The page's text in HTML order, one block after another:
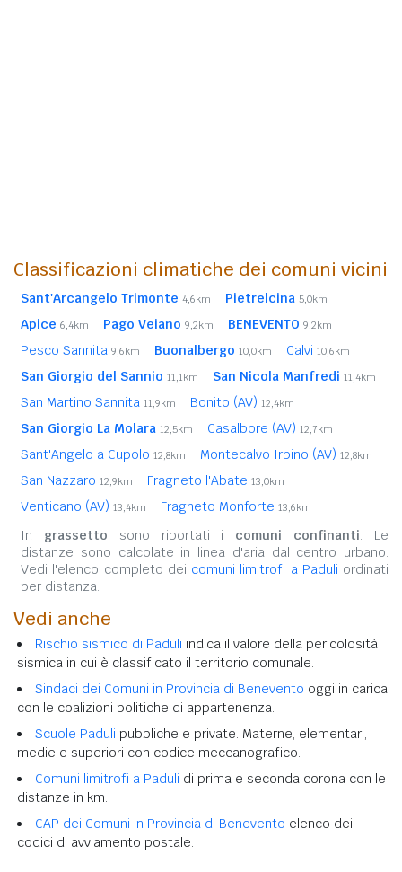
Classificazioni climatiche dei comuni vicini
Sant'Arcangelo Trimonte 4,6km Pietrelcina 5,0km
Apice 6,4km Pago Veiano 9,2km BENEVENTO 9,2km
Pesco Sannita 9,6km Buonalbergo 10,0km Calvi 10,6km
San Giorgio del Sannio 11,1km San Nicola Manfredi 11,4km
San Martino Sannita 11,9km Bonito (AV) 12,4km
San Giorgio La Molara 12,5km Casalbore (AV) 12,7km
Sant'Angelo a Cupolo 12,8km Montecalvo Irpino (AV) 12,8km
San Nazzaro 12,9km Fragneto l'Abate 13,0km
Venticano (AV) 13,4km Fragneto Monforte 13,6km
In grassetto sono riportati i comuni confinanti. Le
distanze sono calcolate in linea d'aria dal centro urbano.
Vedi l'elenco completo dei comuni limitrofi a Paduli ordinati
per distanza.
Vedi anche
Rischio sismico di Paduli indica il valore della pericolosità
sismica in cui è classificato il territorio comunale.
Sindaci dei Comuni in Provincia di Benevento oggi in carica
con le coalizioni politiche di appartenenza.
Scuole Paduli pubbliche e private. Materne, elementari,
medie e superiori con codice meccanografico.
Comuni limitrofi a Paduli di prima e seconda corona con le
distanze in km.
CAP dei Comuni in Provincia di Benevento elenco dei
codici di avviamento postale.